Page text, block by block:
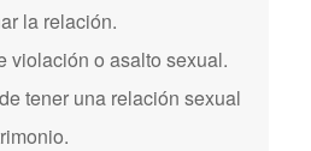
la relación.
violación o asalto sexual.
tener una relación sexual